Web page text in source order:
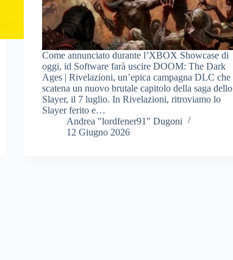
Come annunciato durante l’XBOX Showcase di
oggi, id Software farà uscire DOOM: The Dark
Ages | Rivelazioni, un’epica campagna DLC che
scatena un nuovo brutale capitolo della saga dello
Slayer, il 7 luglio. In Rivelazioni, ritroviamo lo
Slayer ferito e…
Andrea "lordfener91" Dugoni
12 Giugno 2026